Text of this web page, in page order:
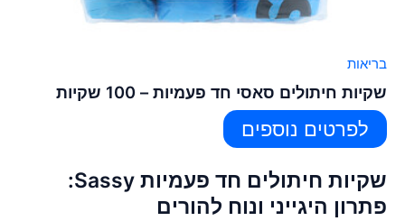
בריאות
שקיות חיתולים סאסי חד פעמיות – 100 שקיות
לפרטים נוספים
שקיות חיתולים חד פעמיות Sassy:
פתרון היגייני ונוח להורים